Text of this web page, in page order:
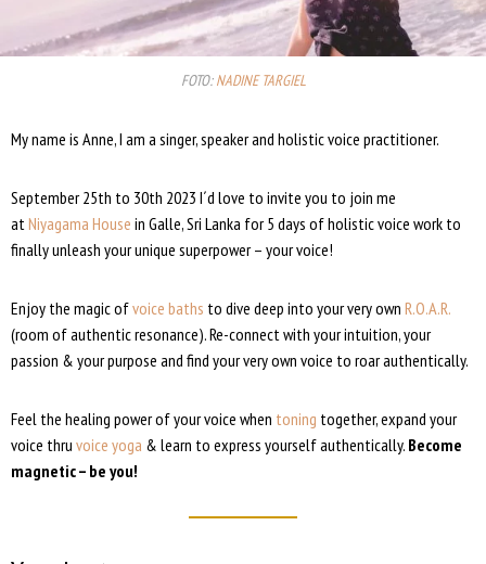
FOTO:NADINE TARGIEL
My name is Anne, I am a singer, speaker and holistic voice practitioner.
September 25th to 30th 2023 I´d love to invite you to join me
atNiyagama House in Galle, Sri Lanka for 5 days of holistic voice work to
finally unleash your unique superpower – your voice!
Enjoy the magic ofvoice baths to dive deep into your very own R.O.A.R.
(room of authentic resonance). Re-connect with your intuition, your
passion & your purpose and find your very own voice to roar authentically.
Feel the healing power of your voice when toning together, expand your
voice thru voice yoga & learn to express yourself authentically. Become
magnetic – be you!